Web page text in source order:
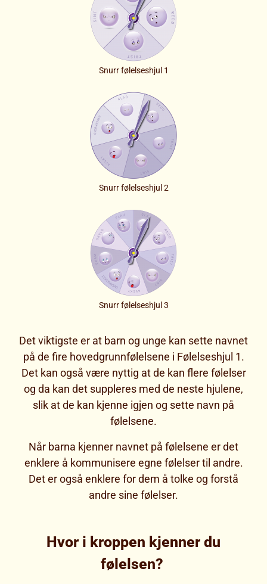
Snurr følelseshjul 1
Snurr følelseshjul 2
Snurr følelseshjul 3
Det viktigste er at barn og unge kan sette navnet
på de fire hovedgrunnfølelsene i Følelseshjul 1.
Det kan også være nyttig at de kan flere følelser
og da kan det suppleres med de neste hjulene,
slik at de kan kjenne igjen og sette navn på
følelsene.
Når barna kjenner navnet på følelsene er det
enklere å kommunisere egne følelser til andre.
Det er også enklere for dem å tolke og forstå
andre sine følelser.
Hvor i kroppen kjenner du
følelsen?